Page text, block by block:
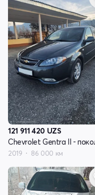
121 911 420 UZS
2019 86 000 км